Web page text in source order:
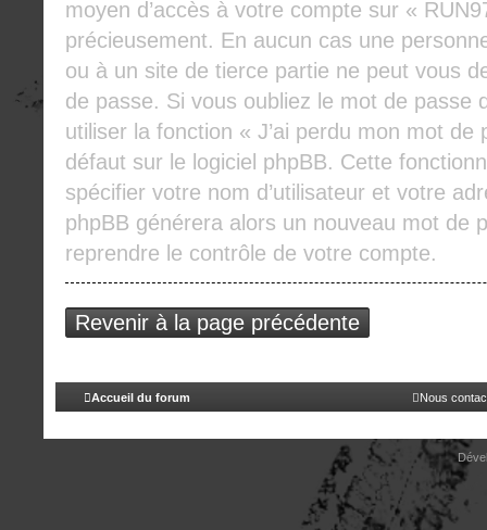
moyen d’accès à votre compte sur «
précieusement. En aucun cas une
ou à un site de tierce partie ne peut vous
de passe. Si vous oubliez le mot de passe
utiliser la fonction « J’ai perdu mon mot
défaut sur le logiciel phpBB. Cette
spécifier votre nom d’utilisateur et votre
phpBB générera alors un nouveau mot de
reprendre le contrôle de votre compte.
Revenir à la page précédente
Accueil du forum Nous